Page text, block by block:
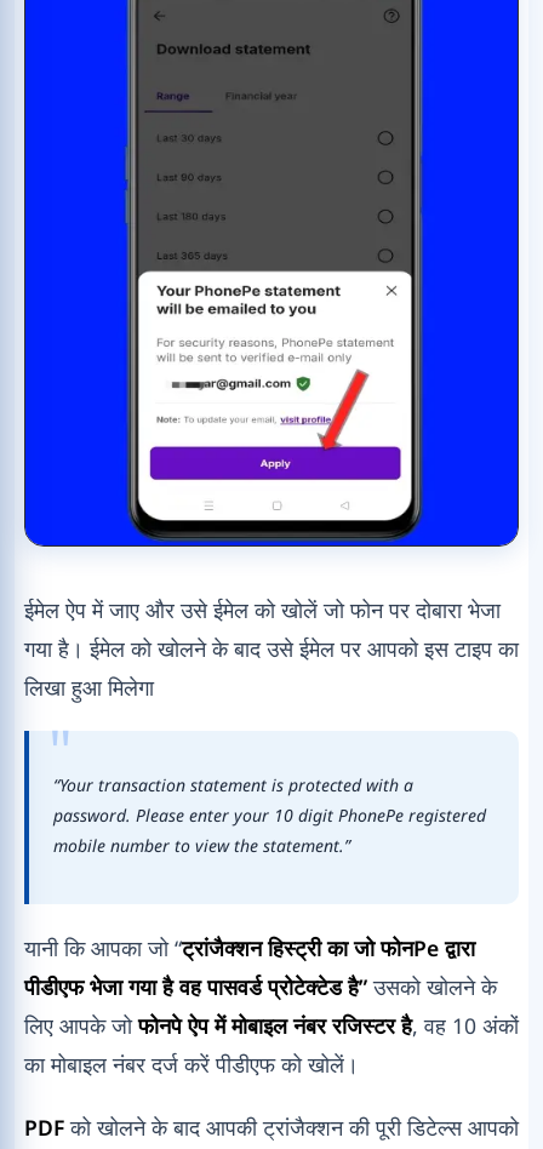
ईमेल ऐप में जाए और उसे ईमेल को खोलें जो फोन पर दोबारा भेजा
गया है। ईमेल को खोलने के बाद उसे ईमेल पर आपको इस टाइप का
लिखा हुआ मिलेगा
“Your transaction statement is protected with a
password. Please enter your 10 digit PhonePe registered
mobile number to view the statement.”
यानी कि आपका जो “ट्रांजैक्शन हिस्ट्री का जो फोनPe द्वारा
पीडीएफ भेजा गया है वह पासवर्ड प्रोटेक्टेड है”उसको खोलने के
लिए आपके जोफोनपे ऐप में मोबाइल नंबर रजिस्टर है, वह 10 अंकों
का मोबाइल नंबर दर्ज करें पीडीएफ को खोलें।
PDFको खोलने के बाद आपकी ट्रांजैक्शन की पूरी डिटेल्स आपको